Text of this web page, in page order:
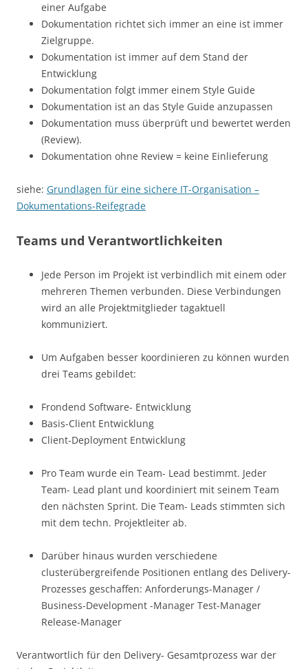
einer Aufgabe
Dokumentation richtet sich immer an eine ist immer
Zielgruppe.
Dokumentation ist immer auf dem Stand der
Entwicklung
Dokumentation folgt immer einem Style Guide
Dokumentation ist an das Style Guide anzupassen
Dokumentation muss überprüft und bewertet werden
(Review).
Dokumentation ohne Review = keine Einlieferung
siehe: Grundlagen für eine sichere IT-Organisation –
Dokumentations-Reifegrade
Teams und Verantwortlichkeiten
Jede Person im Projekt ist verbindlich mit einem oder
mehreren Themen verbunden. Diese Verbindungen
wird an alle Projektmitglieder tagaktuell
kommuniziert.
Um Aufgaben besser koordinieren zu können wurden
drei Teams gebildet:
Frondend Software- Entwicklung
Basis-Client Entwicklung
Client-Deployment Entwicklung
Pro Team wurde ein Team- Lead bestimmt. Jeder
Team- Lead plant und koordiniert mit seinem Team
den nächsten Sprint. Die Team- Leads stimmten sich
mit dem techn. Projektleiter ab.
Darüber hinaus wurden verschiedene
clusterübergreifende Positionen entlang des Delivery-
Prozesses geschaffen: Anforderungs-Manager /
Business-Development -Manager Test-Manager
Release-Manager
Verantwortlich für den Delivery- Gesamtprozess war der